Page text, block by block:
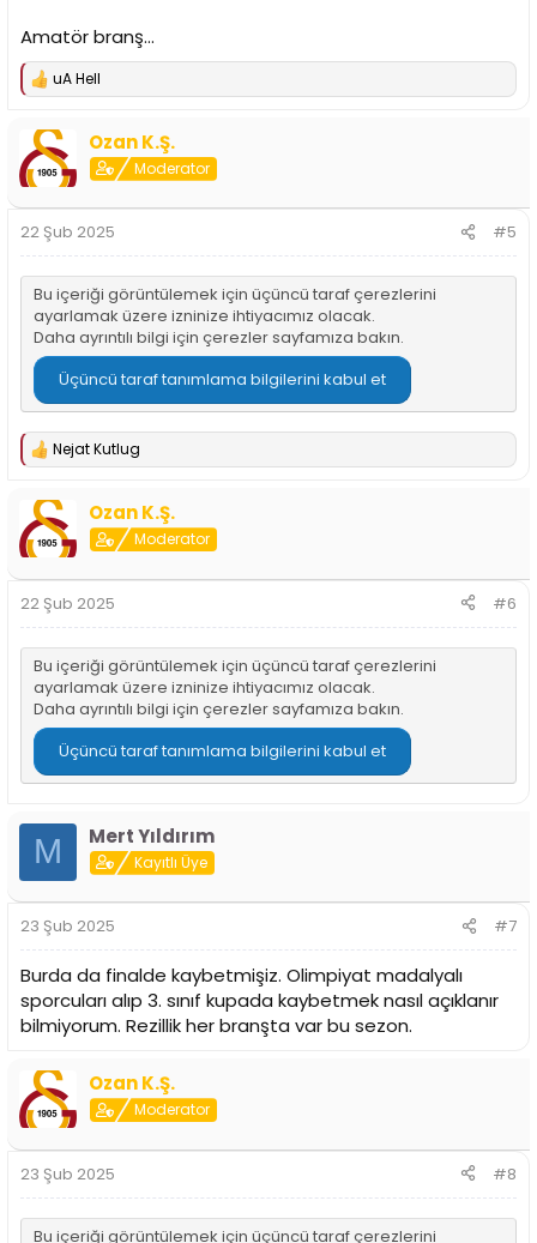
Amatör branş...
T
k
i
l
:
uA Hell
Ozan K.Ş.
Moderator
22 Şub 2025 #5
Bu içeriği görüntülemek için üçüncü taraf çerezlerini
ayarlamak üzere izninize ihtiyacımız olacak.
Daha ayrıntılı bilgi için çerezler sayfamıza bakın.
Üçüncü taraf tanımlama bilgilerini kabul et
T
p
k
i
l
:
Nejat Kutlug
Ozan K.Ş.
Moderator
22 Şub 2025 #6
Bu içeriği görüntülemek için üçüncü taraf çerezlerini
ayarlamak üzere izninize ihtiyacımız olacak.
Daha ayrıntılı bilgi için çerezler sayfamıza bakın.
Üçüncü taraf tanımlama bilgilerini kabul et
M Mert Yıldırım
Kayıtlı Üye
23 Şub 2025 #7
Burda da finalde kaybetmişiz. Olimpiyat madalyalı
sporcuları alıp 3. sınıf kupada kaybetmek nasıl açıklanır
bilmiyorum. Rezillik her branşta var bu sezon.
Ozan K.Ş.
Moderator
23 Şub 2025 #8
Bu içeriği görüntülemek için üçüncü taraf çerezlerini